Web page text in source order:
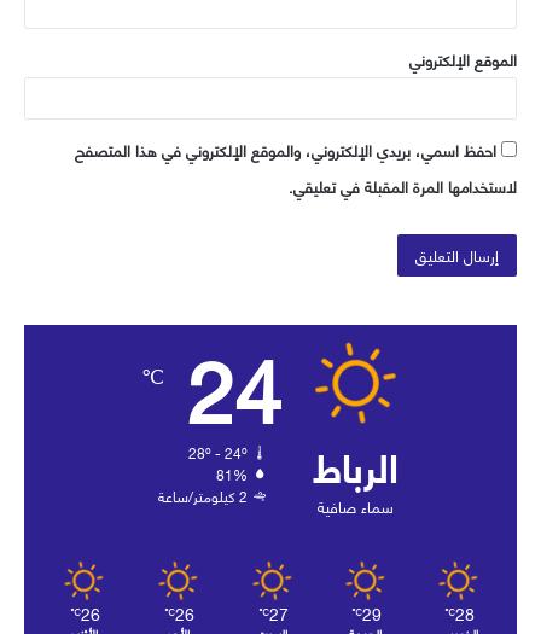
الموقع الإلكتروني
احفظ اسمي، بريدي الإلكتروني، والموقع الإلكتروني في هذا المتصفح
لاستخدامها المرة المقبلة في تعليقي.
الرباط
سماء صافية
24
℃
28º - 24º
81%
2 كيلومتر/ساعة
28
℃
29
℃
27
℃
26
℃
26
℃